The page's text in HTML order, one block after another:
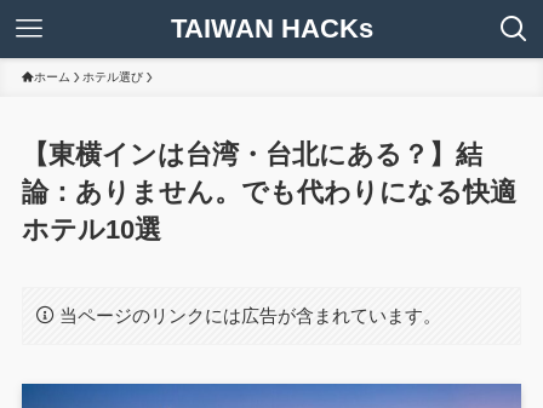
TAIWAN HACKs
ホーム ホテル選び
【東横インは台湾・台北にある？】結
論：ありません。でも代わりになる快適
ホテル10選
当ページのリンクには広告が含まれています。